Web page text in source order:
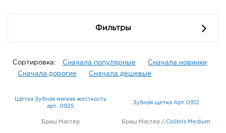
Фильтры
Сортировка: Сначала популярные
Сначала новинки
Сначала дорогие
Сначала дешевые
Щетка Зубная мягкая жесткость
арт. 0925
Браш Мастер
Зубная щетка Арт 0912
Браш Мастер / Colibris Medium